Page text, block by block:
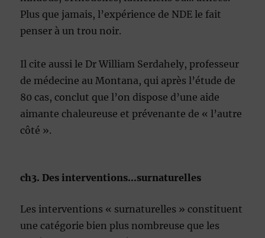
Plus que jamais, l’expérience de NDE le fait
penser à un trou noir.
Il cite aussi le Dr William Serdahely, professeur
de médecine au Montana, qui après l’étude de
80 cas, conclut que l’on dispose d’une aide
aimante chaleureuse et prévenante de « l’autre
côté ».
ch3. Des interventions…surnaturelles
Les interventions « surnaturelles » constituent
une catégorie bien plus nombreuse que les